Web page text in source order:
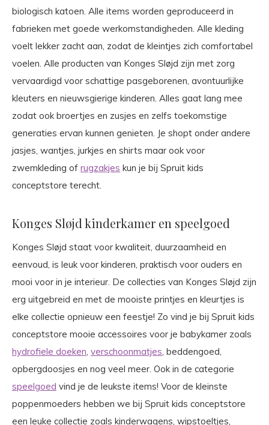
biologisch katoen. Alle items worden geproduceerd in
fabrieken met goede werkomstandigheden. Alle kleding
voelt lekker zacht aan, zodat de kleintjes zich comfortabel
voelen. Alle producten van Konges Sløjd zijn met zorg
vervaardigd voor schattige pasgeborenen, avontuurlijke
kleuters en nieuwsgierige kinderen. Alles gaat lang mee
zodat ook broertjes en zusjes en zelfs toekomstige
generaties ervan kunnen genieten. Je shopt onder andere
jasjes, wantjes, jurkjes en shirts maar ook voor
zwemkleding of rugzakjes kun je bij Spruit kids
conceptstore terecht.
Konges Sløjd kinderkamer en speelgoed
Konges Sløjd staat voor kwaliteit, duurzaamheid en
eenvoud, is leuk voor kinderen, praktisch voor ouders en
mooi voor in je interieur. De collecties van Konges Sløjd zijn
erg uitgebreid en met de mooiste printjes en kleurtjes is
elke collectie opnieuw een feestje! Zo vind je bij Spruit kids
conceptstore mooie accessoires voor je babykamer zoals
hydrofiele doeken verschoonmatjes , beddengoed,
opbergdoosjes en nog veel meer. Ook in de categorie
speelgoed vind je de leukste items! Voor de kleinste
poppenmoeders hebben we bij Spruit kids conceptstore
een leuke collectie zoals kinderwagens, wipstoeltjes,